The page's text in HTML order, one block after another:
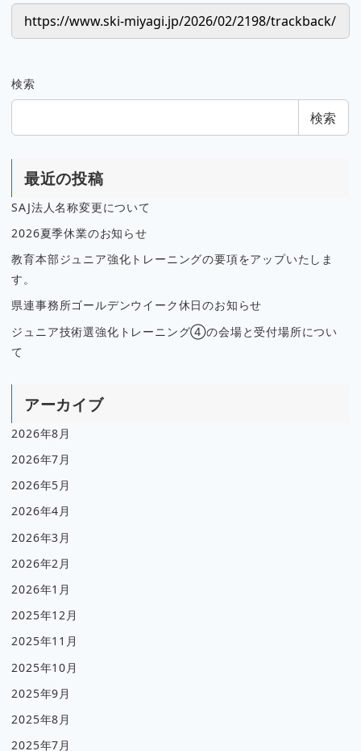
検索
検索
最近の投稿
SAJ法人名称変更について
2026夏季休業のお知らせ
教育本部ジュニア強化トレーニングの要項をアップいたしま
す。
県連事務所ゴールデンウイーク休日のお知らせ
ジュニア技術選強化トレーニング④の会場と受付場所につい
て
アーカイブ
2026年8月
2026年7月
2026年5月
2026年4月
2026年3月
2026年2月
2026年1月
2025年12月
2025年11月
2025年10月
2025年9月
2025年8月
2025年7月